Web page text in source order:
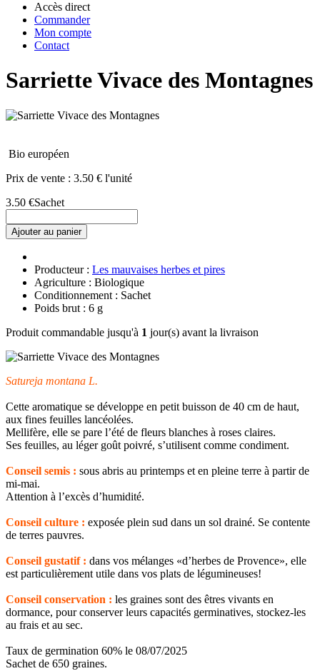
Accès direct
Commander
Mon compte
Contact
Sarriette Vivace des Montagnes
Bio européen
Prix de vente : 3.50 € l'unité
3.50 €Sachet
Ajouter au panier
Producteur : Les mauvaises herbes et pires
Agriculture : Biologique
Conditionnement : Sachet
Poids brut : 6 g
Produit commandable jusqu'à 1 jour(s) avant la livraison
Satureja montana L.
Cette aromatique se développe en petit buisson de 40 cm de haut,
aux fines feuilles lancéolées.
Mellifère, elle se pare l’été de fleurs blanches à roses claires.
Ses feuilles, au léger goût poivré, s’utilisent comme condiment.
Conseil semis : sous abris au printemps et en pleine terre à partir de
mi-mai.
Attention à l’excès d’humidité.
Conseil culture : exposée plein sud dans un sol drainé. Se contente
de terres pauvres.
Conseil gustatif : dans vos mélanges «d’herbes de Provence», elle
est particulièrement utile dans vos plats de légumineuses!
Conseil conservation : les graines sont des êtres vivants en
dormance, pour conserver leurs capacités germinatives, stockez-les
au frais et au sec.
Taux de germination 60% le 08/07/2025
Sachet de 650 graines.